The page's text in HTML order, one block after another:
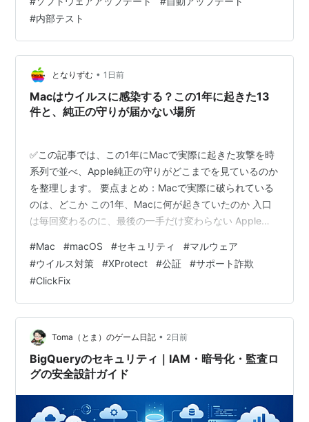
った まとめ：今日わかっているのは、番号と足跡まで ど
うも、となりです。 今朝、Mac向けに出た小さな更新の
話を書いたばかりなのですが、同じ番号がiPhone…
#内部テスト
となりずむ • 1日前
Macはウイルスに感染する？この1年に起きた13
件と、純正の守りが届かない場所
✅この記事では、この1年にMacで実際に起きた攻撃を時
系列で並べ、Apple純正の守りがどこまでを見ているのか
を整理します。 要点まとめ：Macで実際に破られている
のは、どこか この1年、Macに何が起きていたのか 入口
は毎回変わるのに、最後の一手だけ変わらない Apple純
トは、入れたほうがいいのか 日本では、この着地のほう
が先に定着している 「やってしまったかも」と思ったと
きの順番 海外の反応：最後の壁が人間だとしたら ひとこ
と：13件を並べて、驚いたのは自分の反応でした まと
め：守る場所が、アプリから操作へ移りました どうも、
となりです…
#Mac #macOS #セキュリティ #マルウェア
#ウイルス対策 #XProtect #公証 #サポート詐欺
#ClickFix
Toma（とま）のゲーム日記 • 2日前
BigQueryのセキュリティ｜IAM・暗号化・監査ロ
グの安全設計ガイド